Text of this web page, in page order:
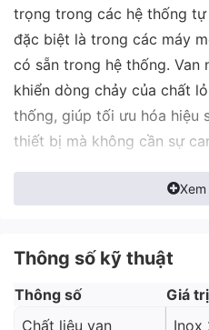
trọng trong các hệ thống
đặc biệt là trong các máy
có sẵn trong hệ thống.
khiển dòng chảy của chất
thống, giúp tối ưu hóa hiệu
thiết bị mà không cần sự
Thông Số Kỹ Thuật
Vật liệu chế tạo:Inox
Áp lực làm việc:Từ
Nhiệt độ làm việc:-
Thông số kỹ thuật
Thông số
Giá
Chất liệu van
Inox